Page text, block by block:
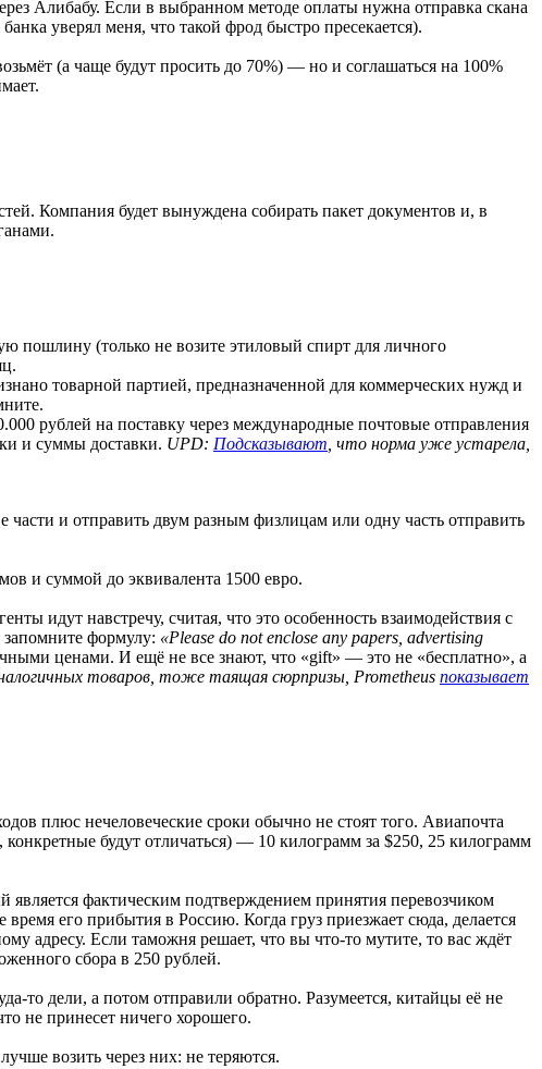
Алибабу. Если в выбранном методе оплаты нужна отправка скана
уверял меня, что такой фрод быстро пресекается).
(а чаще будут просить до 70%) — но и соглашаться на 100%
Компания будет вынуждена собирать пакет документов и, в
пошлину (только не возите этиловый спирт для личного
товарной партией, предназначенной для коммерческих нужд и
рублей на поставку через международные почтовые отправления
и суммы доставки. UPD: Подсказывают , что норма уже устарела,
части и отправить двум разным физлицам или одну часть отправить
и суммой до эквивалента 1500 евро.
идут навстречу, считая, что это особенность взаимодействия с
формулу: «Please do not enclose any papers, advertising
ценами. И ещё не все знают, что «gift» — это не «бесплатно», а
товаров, тоже таящая сюрпризы, Prometheus показывает
плюс нечеловеческие сроки обычно не стоят того. Авиапочта
будут отличаться) — 10 килограмм за $250, 25 килограмм
является фактическим подтверждением принятия перевозчиком
его прибытия в Россию. Когда груз приезжает сюда, делается
адресу. Если таможня решает, что вы что-то мутите, то вас ждёт
сбора в 250 рублей.
то дели, а потом отправили обратно. Разумеется, китайцы её не
не принесет ничего хорошего.
возить через них: не теряются.